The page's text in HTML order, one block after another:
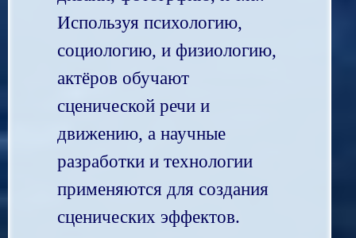
Используя психологию,
социологию, и физиологию,
актёров обучают
сценической речи и
движению, а научные
разработки и технологии
применяются для создания
сценических эффектов.